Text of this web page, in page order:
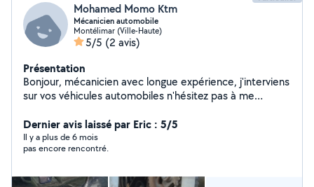
Mohamed Momo Ktm
Mécanicien automobile
Montélimar (Ville-Haute)
5/5 (2 avis)
Présentation
Bonjour, mécanicien avec longue expérience, j'interviens
sur vos véhicules automobiles n'hésitez pas à me
Dernier avis laissé par Eric : 5/5
Il y a plus de 6 mois
pas encore rencontré.